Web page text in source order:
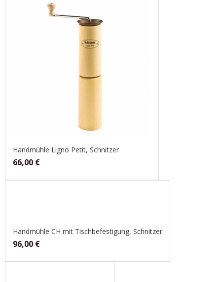
Handmühle Ligno Petit, Schnitzer
66,00 €
Handmühle CH mit Tischbefestigung, Schnitzer
96,00 €